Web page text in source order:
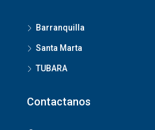
Barranquilla
Santa Marta
TUBARA
Contactanos